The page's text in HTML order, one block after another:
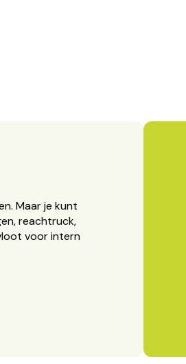
Maar je kunt
reachtruck,
voor intern